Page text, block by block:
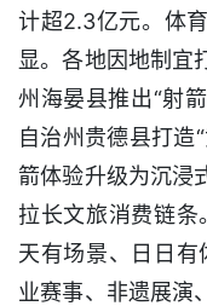
计超2.3亿元。体
显。各地因地制宜
州海晏县推出“射
自治州贵德县打造
箭体验升级为沉浸
拉长文旅消费链条
天有场景、日日有
业赛事、非遗展演